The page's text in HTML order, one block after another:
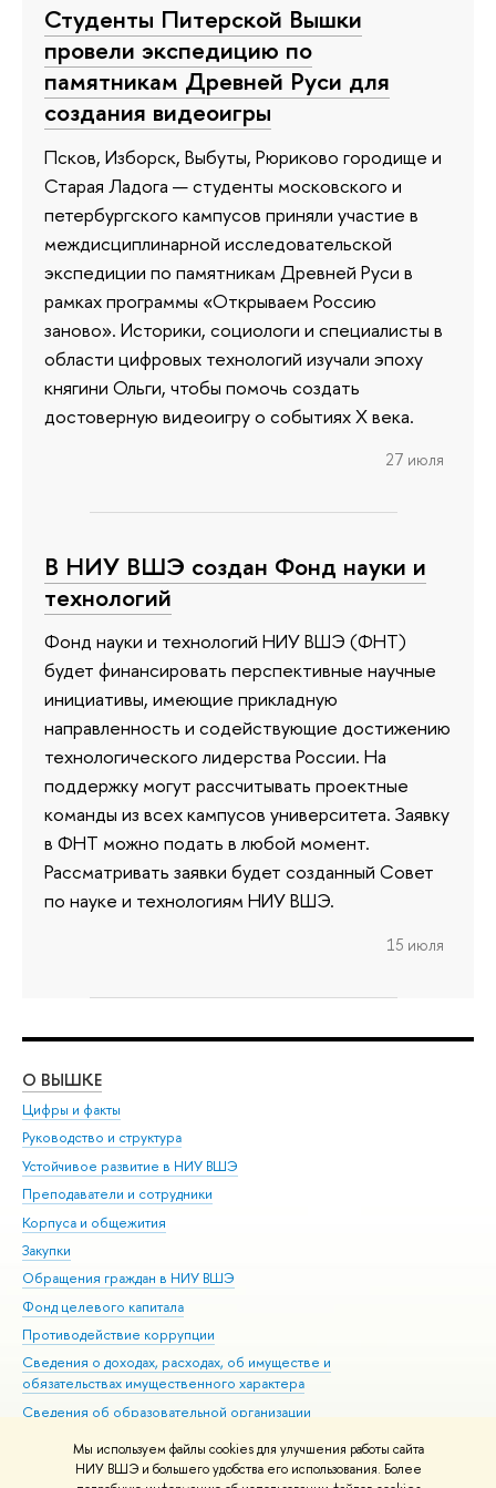
Мы используем файлы cookies для улучшения работы сайта
НИУ ВШЭ и большего удобства его использования. Более
Студенты Питерской Вышки
провели экспедицию по
памятникам Древней Руси для
создания видеоигры
Псков, Изборск, Выбуты, Рюриково городище и
Старая Ладога — студенты московского и
петербургского кампусов приняли участие в
междисциплинарной исследовательской
экспедиции по памятникам Древней Руси в
рамках программы «Открываем Россию
заново». Историки, социологи и специалисты в
области цифровых технологий изучали эпоху
княгини Ольги, чтобы помочь создать
достоверную видеоигру о событиях X века.
27 июля
В НИУ ВШЭ создан Фонд науки и
технологий
Фонд науки и технологий НИУ ВШЭ (ФНТ)
будет финансировать перспективные научные
инициативы, имеющие прикладную
направленность и содействующие достижению
технологического лидерства России. На
поддержку могут рассчитывать проектные
команды из всех кампусов университета. Заявку
в ФНТ можно подать в любой момент.
Рассматривать заявки будет созданный Совет
по науке и технологиям НИУ ВШЭ.
15 июля
О ВЫШКЕ
Цифры и факты
Руководство и структура
Устойчивое развитие в НИУ ВШЭ
Преподаватели и сотрудники
Корпуса и общежития
Закупки
Обращения граждан в НИУ ВШЭ
Фонд целевого капитала
Противодействие коррупции
Сведения о доходах, расходах, об имуществе и
обязательствах имущественного характера
Сведения об образовательной организации
Людям с ограниченными возможностями здоровья
Единая платежная страница